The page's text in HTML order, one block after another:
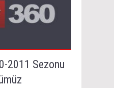
2011 Sezonu